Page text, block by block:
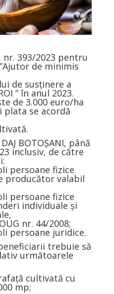
393/2023 pentru
de minimis
de susținere a
” în anul 2023.
de 3.000 euro/ha
se acordă
BOTOȘANI, până
inclusiv, de către
persoane fizice
producător valabil
persoane fizice
individuale şi
nr. 44/2008;
persoane juridice.
trebuie să
următoarele
cultivată cu
mp;